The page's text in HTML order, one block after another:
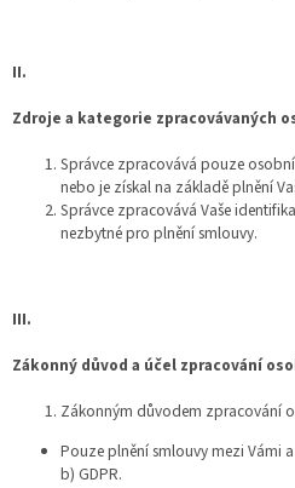
II.
Zdroje a kategorie zpracovávaných
Správce zpracovává pouze
nebo je získal na základě plnění
Správce zpracovává Vaše
nezbytné pro plnění smlouvy.
III.
Zákonný důvod a účel zpracování
Zákonným důvodem zpracování
Pouze plnění smlouvy mezi Vámi
b) GDPR.